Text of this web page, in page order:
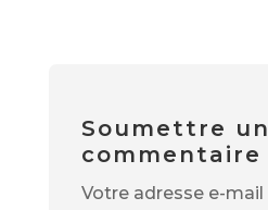
Soumettre un
commentaire
Votre adresse e-mail